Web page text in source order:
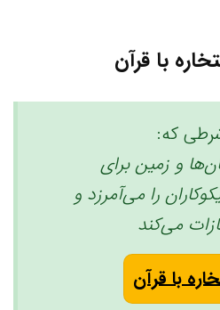
با قرآن
که:
و زمین برای
را می‌آمرزد و
می‌کند
با قرآن